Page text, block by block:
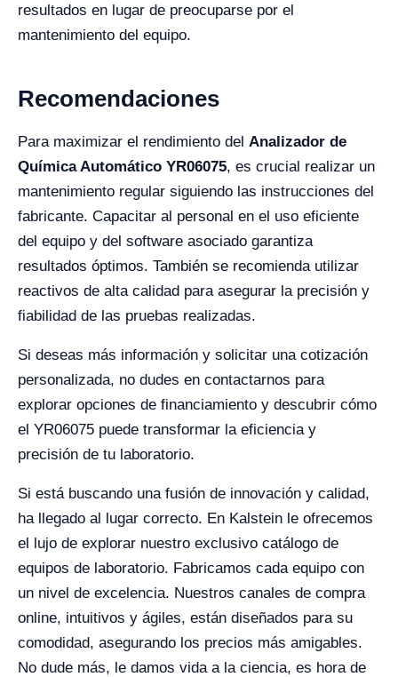
resultados en lugar de preocuparse por el
mantenimiento del equipo.
Recomendaciones
Para maximizar el rendimiento del Analizador de
Química Automático YR06075, es crucial realizar un
mantenimiento regular siguiendo las instrucciones del
fabricante. Capacitar al personal en el uso eficiente
del equipo y del software asociado garantiza
resultados óptimos. También se recomienda utilizar
reactivos de alta calidad para asegurar la precisión y
fiabilidad de las pruebas realizadas.
Si deseas más información y solicitar una cotización
personalizada, no dudes en contactarnos para
explorar opciones de financiamiento y descubrir cómo
el YR06075 puede transformar la eficiencia y
precisión de tu laboratorio.
Si está buscando una fusión de innovación y calidad,
ha llegado al lugar correcto. En Kalstein le ofrecemos
el lujo de explorar nuestro exclusivo catálogo de
equipos de laboratorio. Fabricamos cada equipo con
un nivel de excelencia. Nuestros canales de compra
online, intuitivos y ágiles, están diseñados para su
comodidad, asegurando los precios más amigables.
No dude más, le damos vida a la ciencia, es hora de